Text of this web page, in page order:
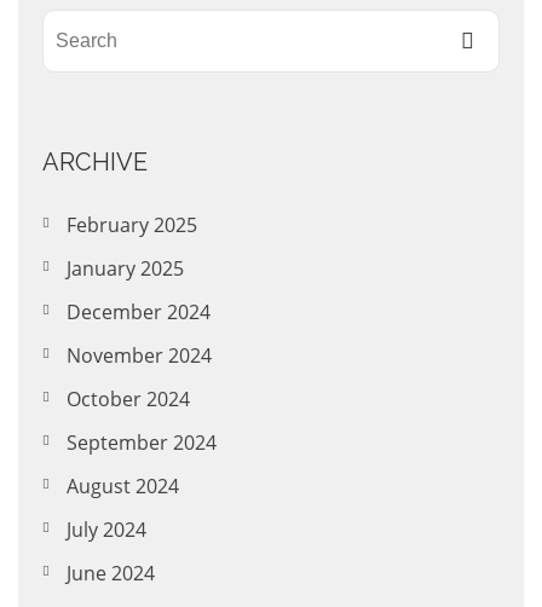
ARCHIVE
February 2025
January 2025
December 2024
November 2024
October 2024
September 2024
August 2024
July 2024
June 2024